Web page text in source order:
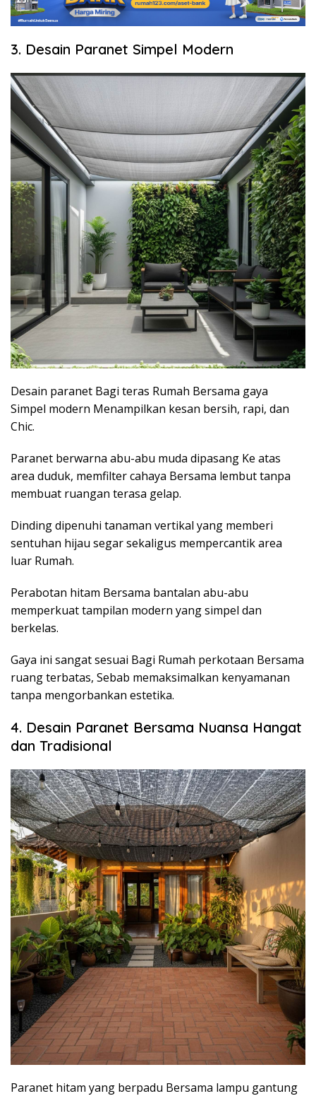
3. Desain Paranet Simpel Modern
Desain paranet Bagi teras Rumah Bersama gaya
Simpel modern Menampilkan kesan bersih, rapi, dan
Chic.
Paranet berwarna abu-abu muda dipasang Ke atas
area duduk, memfilter cahaya Bersama lembut tanpa
membuat ruangan terasa gelap.
Dinding dipenuhi tanaman vertikal yang memberi
sentuhan hijau segar sekaligus mempercantik area
luar Rumah.
Perabotan hitam Bersama bantalan abu-abu
memperkuat tampilan modern yang simpel dan
berkelas.
Gaya ini sangat sesuai Bagi Rumah perkotaan Bersama
ruang terbatas, Sebab memaksimalkan kenyamanan
tanpa mengorbankan estetika.
4. Desain Paranet Bersama Nuansa Hangat
dan Tradisional
Paranet hitam yang berpadu Bersama lampu gantung